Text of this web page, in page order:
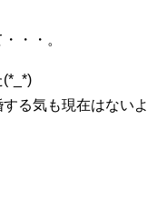
て・・・。
た(*_*)
る気も現在はないよ